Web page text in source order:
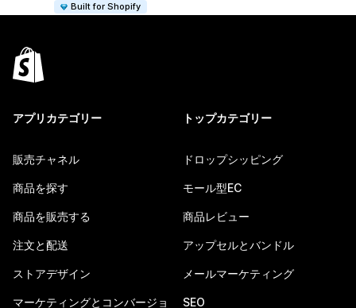
Built for Shopify
アプリカテゴリー
販売チャネル
商品を探す
商品を販売する
注文と配送
ストアデザイン
マーケティングとコンバージョ
トップカテゴリー
ドロップシッピング
モール型EC
商品レビュー
アップセルとバンドル
メールマーケティング
SEO